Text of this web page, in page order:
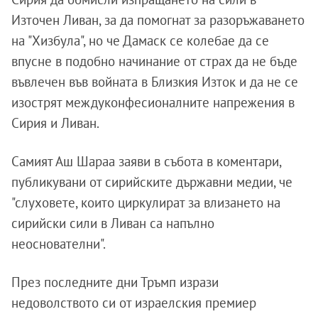
Източен Ливан, за да помогнат за разоръжаването
на "Хизбула", но че Дамаск се колебае да се
впусне в подобно начинание от страх да не бъде
въвлечен във войната в Близкия Изток и да не се
изострят междуконфесионалните напрежения в
Сирия и Ливан.
Самият Аш Шараа заяви в събота в коментари,
публикувани от сирийските държавни медии, че
"слуховете, които циркулират за влизането на
сирийски сили в Ливан са напълно
неоснователни".
През последните дни Тръмп изрази
недоволството си от израелския премиер